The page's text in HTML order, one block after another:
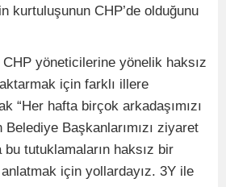
kurtuluşunun CHP’de olduğunu
yöneticilerine yönelik haksız
için farklı illere
“Her hafta birçok arkadaşımızı
Başkanlarımızı ziyaret
bu tutuklamaların haksız bir
için yollardayız. 3Y ile